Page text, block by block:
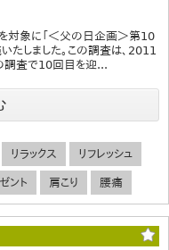
対象に「＜父の日企画＞第10
たしました。この調査は、2011
調査で10回目を迎...
リラックス リフレッシュ
ント 肩こり 腰痛